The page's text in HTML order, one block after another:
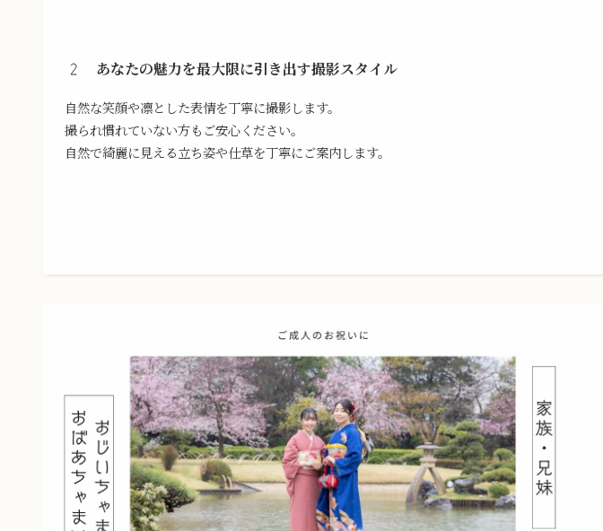
あなたの魅力を最大限に引き出す撮影スタイル
自然な笑顔や凛とした表情を丁寧に撮影します。
撮られ慣れていない方もご安心ください。
自然で綺麗に見える立ち姿や仕草を丁寧にご案内します。